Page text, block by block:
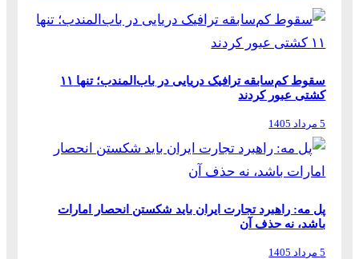
سقوط کم‌سابقه ترافیک دریایی در باب‌المندب؛ تنها ۱۱
کشتی عبور کردند
5 مرداد 1405
پل مه: راهبرد تجارت ایران باید شکستن انحصار امارات
باشد، نه حذف آن
5 مرداد 1405